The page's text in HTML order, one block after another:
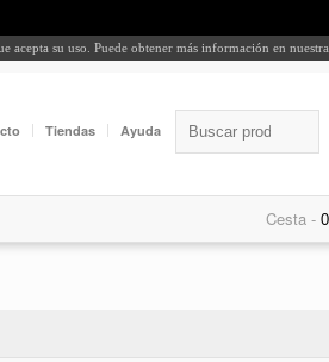
acepta su uso. Puede obtener más información en nuestra
Tiendas Ayuda
Cesta -